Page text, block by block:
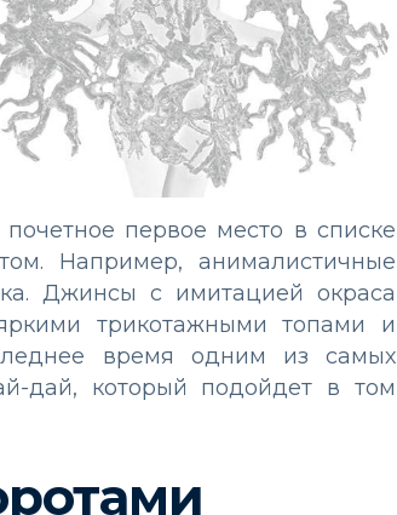
первое место в списке
Например, анималистичные
Джинсы с имитацией окраса
трикотажными топами и
время одним из самых
дай, который подойдет в том